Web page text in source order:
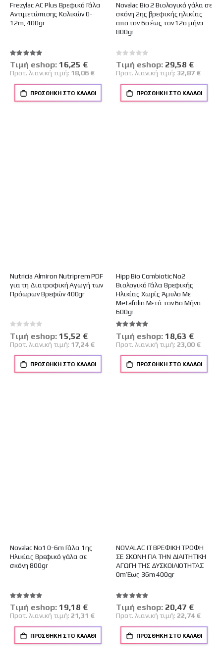
Frezylac AC Plus Βρεφικό Γάλα
Αντιμετώπισης Κολικών 0-
12m, 400gr
Βαθμολογία:
100%
Tιμή eshop: Ειδική
Τιμή
16,25 €
Προτ. λιανική τιμή: 18,06 €
ΠΡΟΣΘΉΚΗ ΣΤΟ ΚΑΛΆΘΙ
Novalac Bio 2 Βιολογικό γάλα σε
σκόνη 2ης βρεφικής ηλικίας
απο τον 6ο έως τον 12ο μήνα
800gr
Rating:
0%
Tιμή eshop: Ειδική
Τιμή
29,58 €
Προτ. λιανική τιμή: 32,87 €
ΠΡΟΣΘΉΚΗ ΣΤΟ ΚΑΛΆΘΙ
Nutricia Almiron Nutriprem PDF
για τη Διατροφική Αγωγή των
Πρόωρων Βρεφών 400gr
Rating:
0%
Tιμή eshop: Ειδική
Τιμή
15,52 €
Προτ. λιανική τιμή: 17,24 €
ΠΡΟΣΘΉΚΗ ΣΤΟ ΚΑΛΆΘΙ
Hipp Bio Combiotic No2
Βιολογικό Γάλα Βρεφικής
Ηλικίας Χωρίς Άμυλο Mε
Metafolin Μετά τον 6ο Μήνα
600gr
Βαθμολογία:
100%
Tιμή eshop: Ειδική
Τιμή
18,63 €
Προτ. λιανική τιμή: 23,00 €
ΠΡΟΣΘΉΚΗ ΣΤΟ ΚΑΛΆΘΙ
Novalac Νο1 0-6m Γάλα 1ης
Ηλικίας Βρεφικό γάλα σε
σκόνη 800gr
Βαθμολογία:
100%
Tιμή eshop: Ειδική
Τιμή
19,18 €
Προτ. λιανική τιμή: 21,31 €
ΠΡΟΣΘΉΚΗ ΣΤΟ ΚΑΛΆΘΙ
NOVALAC IT ΒΡΕΦΙΚΗ ΤΡΟΦΗ
ΣΕ ΣΚΟΝΗ ΓΙΑ ΤΗΝ ΔΙΑΙΤΗΤΙΚΗ
ΑΓΩΓΗ ΤΗΣ ΔΥΣΚΟΙΛΙΟΤΗΤΑΣ
0m Έως 36m 400gr
Βαθμολογία:
100%
Tιμή eshop: Ειδική
Τιμή
20,47 €
Προτ. λιανική τιμή: 22,74 €
ΠΡΟΣΘΉΚΗ ΣΤΟ ΚΑΛΆΘΙ